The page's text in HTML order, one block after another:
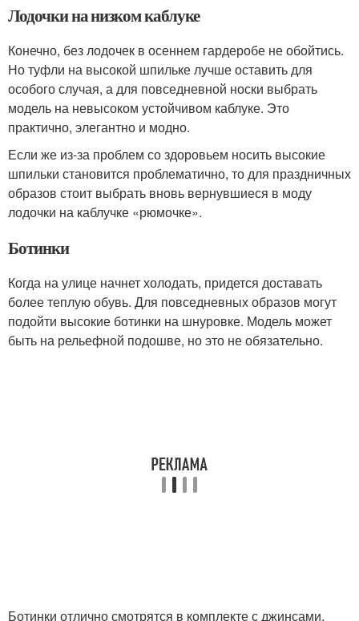
Лодочки на низком каблуке
Конечно, без лодочек в осеннем гардеробе не обойтись.
Но туфли на высокой шпильке лучше оставить для
особого случая, а для повседневной носки выбрать
модель на невысоком устойчивом каблуке. Это
практично, элегантно и модно.
Если же из-за проблем со здоровьем носить высокие
шпильки становится проблематично, то для праздничных
образов стоит выбрать вновь вернувшиеся в моду
лодочки на каблучке «рюмочке».
Ботинки
Когда на улице начнет холодать, придется доставать
более теплую обувь. Для повседневных образов могут
подойти высокие ботинки на шнуровке. Модель может
быть на рельефной подошве, но это не обязательно.
Ботинки отлично смотрятся в комплекте с джинсами,